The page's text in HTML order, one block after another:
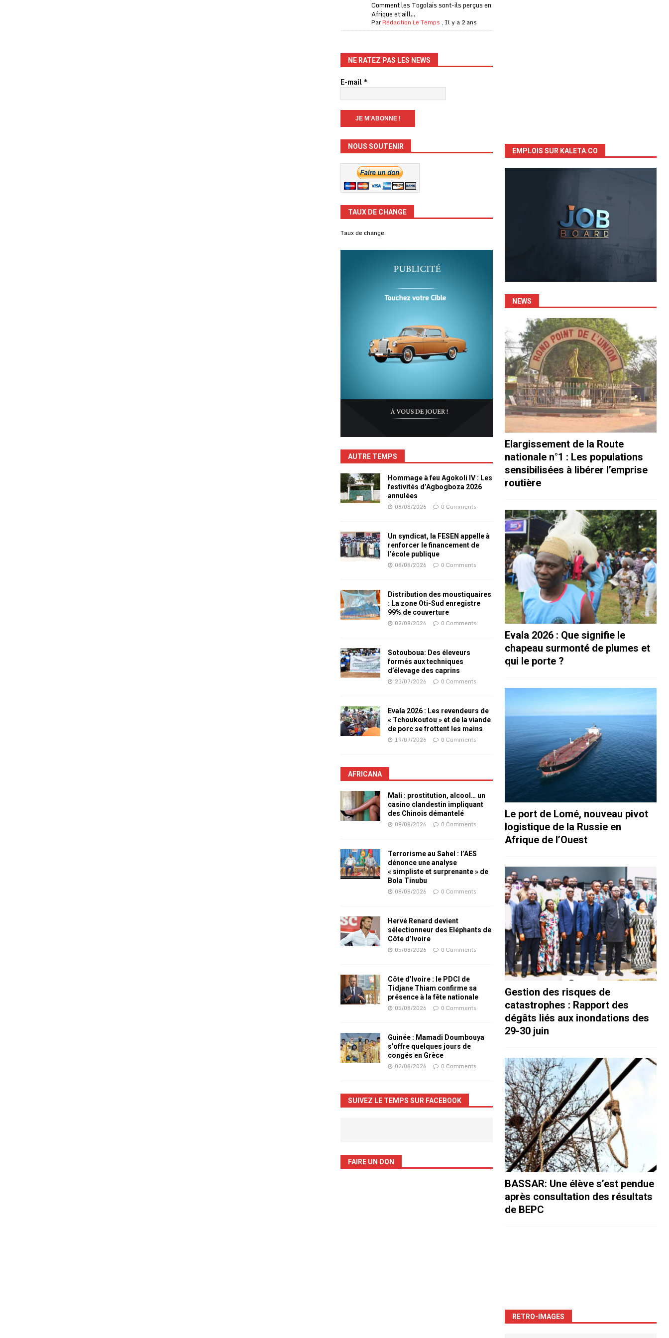
Comment les Togolais sont-ils perçus en
Afrique et aill...
ParRédaction Le Temps , Il y a 2 ans
NE RATEZ PAS LES NEWS
E-mail*
NOUS SOUTENIR
TAUX DE CHANGE
Taux de change
AUTRE TEMPS
Hommage à feu Agokoli IV : Les
festivités d’Agbogboza 2026
annulées
08/08/2026 0 Comments
Un syndicat, la FESEN appelle à
renforcer le financement de
l’école publique
08/08/2026 0 Comments
Distribution des moustiquaires
: La zone Oti-Sud enregistre
99% de couverture
02/08/2026 0 Comments
Sotouboua: Des éleveurs
formés aux techniques
d’élevage des caprins
23/07/2026 0 Comments
Evala 2026 : Les revendeurs de
« Tchoukoutou » et de la viande
de porc se frottent les mains
19/07/2026 0 Comments
AFRICANA
Mali : prostitution, alcool… un
casino clandestin impliquant
des Chinois démantelé
08/08/2026 0 Comments
Terrorisme au Sahel : l’AES
dénonce une analyse
« simpliste et surprenante » de
Bola Tinubu
08/08/2026 0 Comments
Hervé Renard devient
sélectionneur des Eléphants de
Côte d’Ivoire
05/08/2026 0 Comments
Côte d’Ivoire : le PDCI de
Tidjane Thiam confirme sa
présence à la fête nationale
05/08/2026 0 Comments
Guinée : Mamadi Doumbouya
s’offre quelques jours de
congés en Grèce
02/08/2026 0 Comments
SUIVEZ LE TEMPS SUR FACEBOOK
FAIRE UN DON
EMPLOIS SUR KALETA.CO
NEWS
Elargissement de la Route
nationale n°1 : Les populations
sensibilisées à libérer l’emprise
routière
Evala 2026 : Que signifie le
chapeau surmonté de plumes et
qui le porte ?
Le port de Lomé, nouveau pivot
logistique de la Russie en
Afrique de l’Ouest
Gestion des risques de
catastrophes : Rapport des
dégâts liés aux inondations des
29-30 juin
BASSAR: Une élève s’est pendue
après consultation des résultats
de BEPC
RETRO-IMAGES